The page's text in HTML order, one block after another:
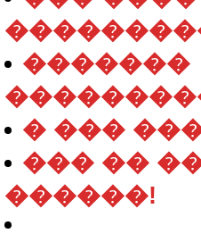
�������
� ���
��� ��
������!